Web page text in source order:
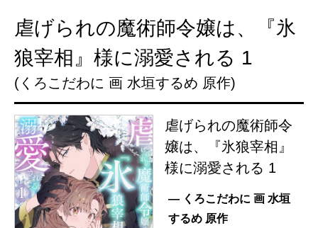
虐げられの魔術師令嬢は、『氷
狼宰相』様に溺愛される 1
(くろこだわに 画 水垣するめ 原作)
虐げられの魔術師令
嬢は、『氷狼宰相』
様に溺愛される 1
— くろこだわに 画 水垣
するめ 原作